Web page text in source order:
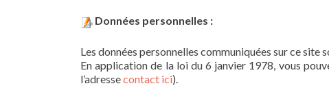
Données personnelles :
Les données personnelles communiquées sur ce site
En application de la loi du 6 janvier 1978, vous
l’adressecontact ici).